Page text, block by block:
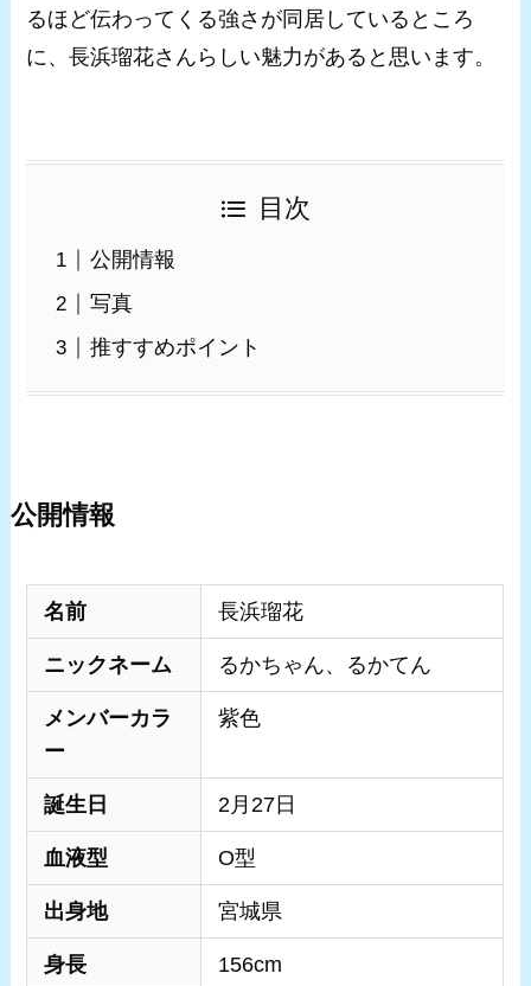
るほど伝わってくる強さが同居しているところ
に、長浜瑠花さんらしい魅力があると思います。
目次
公開情報
写真
推すすめポイント
公開情報
名前 長浜瑠花
ニックネーム るかちゃん、るかてん
メンバーカラ
ー
紫色
誕生日 2月27日
血液型 O型
出身地 宮城県
身長 156cm